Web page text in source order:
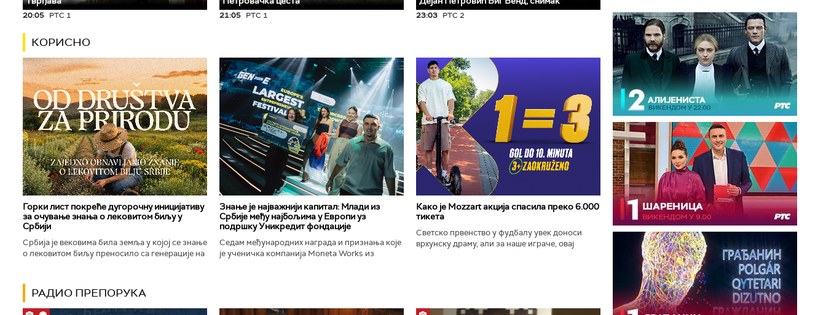
20:05 РТС 1 21:05 РТС 1 23:03 РТС 2
КОРИСНО
Горки лист покреће дугорочну иницијативу
за очување знања о лековитом биљу у
Србији
Србија је вековима била земља у којој се знање
о лековитом биљу преносило са генерације на
Знање је најважнији капитал: Млади из
Србије међу најбољима у Европи уз
подршку Уникредит фондације
Седам међународних награда и признања које
је ученичка компанија Moneta Works из
Како је Mozzart акција спасила преко 6.000
тикета
Светско првенство у фудбалу увек доноси
врхунску драму, али за наше играче, овај
РАДИО ПРЕПОРУКА